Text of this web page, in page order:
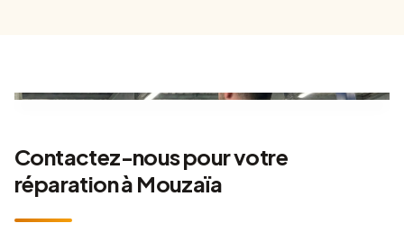
Contactez-nous pour votre
réparation à Mouzaïa